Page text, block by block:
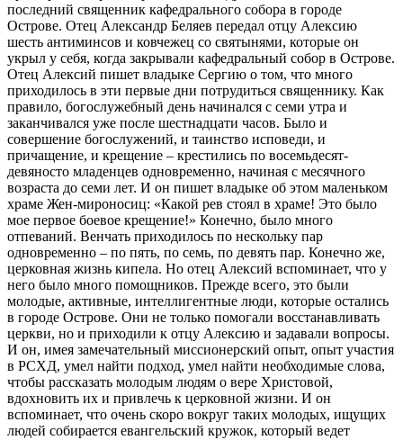
последний священник кафедрального собора в городе
Острове. Отец Александр Беляев передал отцу Алексию
шесть антиминсов и ковчежец со святынями, которые он
укрыл у себя, когда закрывали кафедральный собор в Острове.
Отец Алексий пишет владыке Сергию о том, что много
приходилось в эти первые дни потрудиться священнику. Как
правило, богослужебный день начинался с семи утра и
заканчивался уже после шестнадцати часов. Было и
совершение богослужений, и таинство исповеди, и
причащение, и крещение – крестились по восемьдесят-
девяносто младенцев одновременно, начиная с месячного
возраста до семи лет. И он пишет владыке об этом маленьком
храме Жен-мироносиц: «Какой рев стоял в храме! Это было
мое первое боевое крещение!» Конечно, было много
отпеваний. Венчать приходилось по нескольку пар
одновременно – по пять, по семь, по девять пар. Конечно же,
церковная жизнь кипела. Но отец Алексий вспоминает, что у
него было много помощников. Прежде всего, это были
молодые, активные, интеллигентные люди, которые остались
в городе Острове. Они не только помогали восстанавливать
церкви, но и приходили к отцу Алексию и задавали вопросы.
И он, имея замечательный миссионерский опыт, опыт участия
в РСХД, умел найти подход, умел найти необходимые слова,
чтобы рассказать молодым людям о вере Христовой,
вдохновить их и привлечь к церковной жизни. И он
вспоминает, что очень скоро вокруг таких молодых, ищущих
людей собирается евангельский кружок, который ведет